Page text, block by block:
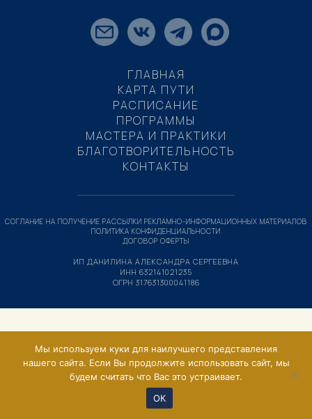
ГЛАВНАЯ
КАРТА ПУТИ
РАСПИСАНИЕ
ПРОГРАММЫ
МАСТЕРА И ПРАКТИКИ
БЛАГОТВОРИТЕЛЬНОСТЬ
КОНТАКТЫ
ИП ДАНИЛИНА АЛЕКСАНДРА СЕРГЕЕВНА
ИНН 632141021235
ОГРН 317631300041186
СОГЛАНИЕ НА ПОЛУЧЕНИЕ РАССЫЛКИ РЕКЛАМНО-ИНФОРМАЦИОННЫХ МАТЕРИАЛОВ
ПОЛИТИКА КОНФИДЕНЦИАЛЬНОСТИ
ДОГОВОР ОФЕРТЫ
Мы используем куки для наилучшего представления
нашего сайта. Если Вы продолжите использовать сайт, мы
будем считать что Вас это устраивает.
ОК